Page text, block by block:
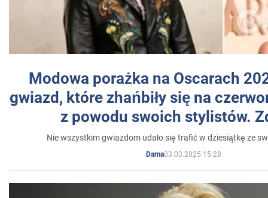
Modowa porażka na Oscarach
gwiazd, które zhańbiły się na
z powodu swoich stylistów.
Nie wszystkim gwiazdom udało się trafić w dziesiątkę ze
Dama03.03.2025 15:28